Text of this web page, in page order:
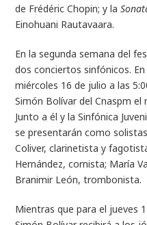
de Frédéric Chopin; y la
Einohuani Rautavaara.
En la segunda semana del
dos conciertos sinfónicos.
miércoles 16 de julio a las
Simón Bolívar del Cnaspm el
Junto a él y la Sinfónica
se presentarán como
Coliver, clarinetista y
Hernández, cornista; María
Branimir León, trombonista.
Mientras que para el jueves